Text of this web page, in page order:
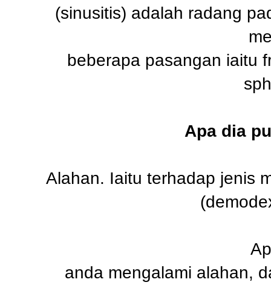
(sinusitis) adalah radang
beberapa pasangan iaitu
Apa dia
Alahan. Iaitu terhadap jenis
anda mengalami alahan,